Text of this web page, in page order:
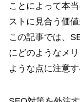
ことによって本
ストに見合う価
この記事では、
にどのようなメ
ような点に注意